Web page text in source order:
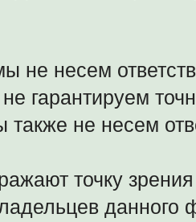
не несем
гарантируем
не несем
точку